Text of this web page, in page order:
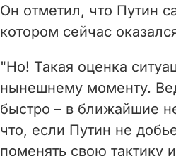
Он отметил, что Путин
котором сейчас
"Но! Такая оценка
нынешнему моменту.
быстро – в ближайшие
что, если Путин не
поменять свою тактику